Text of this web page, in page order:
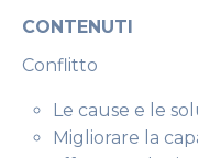
CONTENUTI
Conflitto
Le cause e le
Migliorare la